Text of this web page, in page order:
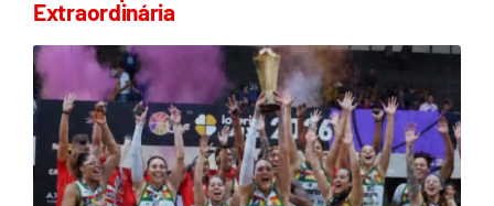
Extraordinária